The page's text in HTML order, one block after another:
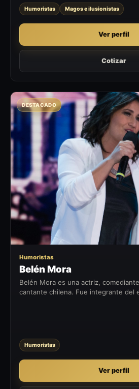
Humoristas Magos e ilusionistas
Ver perfil
Cotizar
BM
DESTACADO
Humoristas
Belén Mora
Belén Mora es una actriz,
cantante chilena. Fue integrante del
Humoristas
Ver perfil